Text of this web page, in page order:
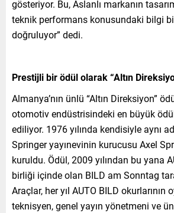
gösteriyor. Bu, Aslanlı markanın
teknik performans konusundaki bilgi
doğruluyor” dedi.
Prestijli bir ödül olarak “Altın
Almanya’nın ünlü “Altın Direksiyon”
otomotiv endüstrisindeki en büyük
ediliyor. 1976 yılında kendisiyle aynı
Springer yayınevinin kurucusu Axel
kuruldu. Ödül, 2009 yılından bu yana
birliği içinde olan BILD am Sonntag
Araçlar, her yıl AUTO BILD okurlarının
teknisyen, genel yayın yönetmeni ve